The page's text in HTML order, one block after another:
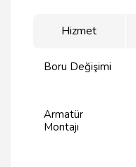
Hizmet
Boru Değişimi
Armatür
Montajı